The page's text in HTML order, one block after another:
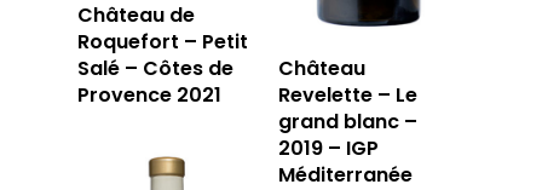
Château de
Roquefort – Petit
Salé – Côtes de
Provence 2021
Château
Revelette – Le
grand blanc –
2019 – IGP
Méditerranée